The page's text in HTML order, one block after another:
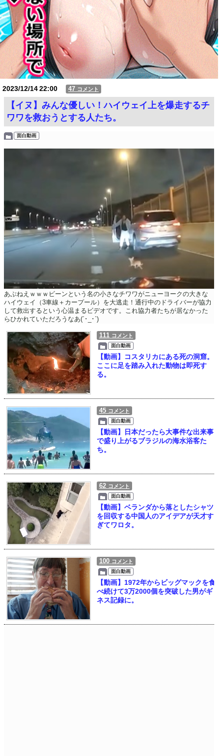
2023/12/1422:00 47 コメント
【イヌ】みんな優しい！ハイウェイ上を爆走するチ
ワワを救おうとする人たち。
面白動画
あぶねえｗｗｗビーンという名の小さなチワワがニューヨークの大きな
ハイウェイ（3車線＋カープール）を大逃走！通行中のドライバーが協力
して救出するという心温まるビデオです。これ協力者たちが居なかった
らひかれていただろうなあ(´･_･`)
111 コメント
面白動画
【動画】コスタリカにある死の洞窟。
ここに足を踏み入れた動物は即死す
る。
45 コメント
面白動画
【動画】日本だったら大事件な出来事
で盛り上がるブラジルの海水浴客た
ち。
62 コメント
面白動画
【動画】ベランダから落としたシャツ
を回収する中国人のアイデアが天才す
ぎてワロタ。
100 コメント
面白動画
【動画】1972年からビッグマックを食
べ続けて3万2000個を突破した男がギ
ネス記録に。